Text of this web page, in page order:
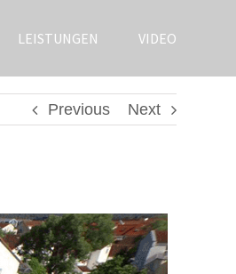
LEISTUNGEN VIDEO
Previous Next